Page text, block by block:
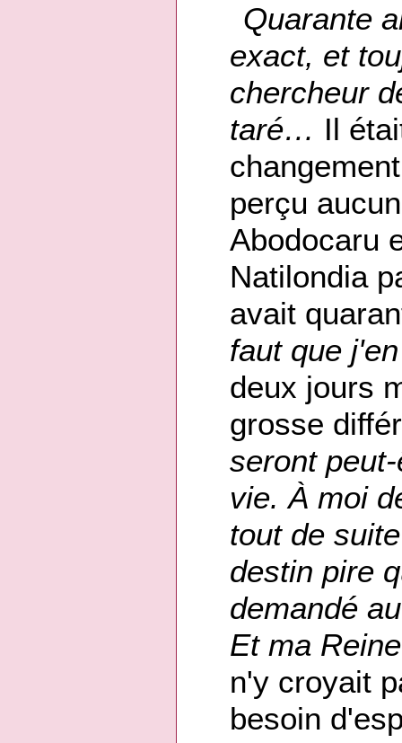
Quarante
exact, et
chercheur
taré… Il
perçu
Abodocaru
Natilondia
avait
faut que
deux jours
grosse
seront
vie. À moi
tout de
destin pire
demandé
Et ma
n'y croyait
besoin